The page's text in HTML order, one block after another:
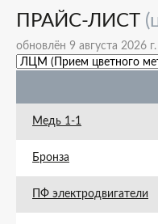
ПРАЙС-ЛИСТ
обновлён 9 августа 2026 г.
Медь 1-1
Бронза
ПФ электродвигатели